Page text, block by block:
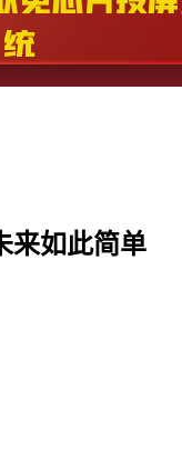
来如此简单